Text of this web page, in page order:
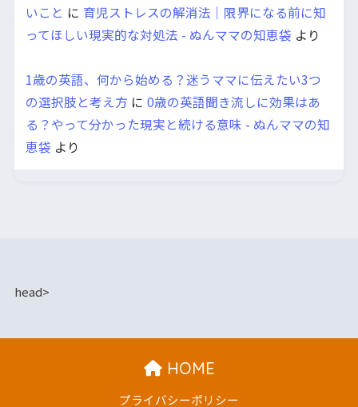
いこと に 育児ストレスの解消法｜限界になる前に知
ってほしい現実的な対処法 - ぬんママの知恵袋 より
1歳の英語、何から始める？迷うママに伝えたい3つ
の選択肢と考え方 に 0歳の英語聞き流しに効果はあ
る？やって分かった現実と続ける意味 - ぬんママの知
恵袋 より
head>
HOME
プライバシーポリシー